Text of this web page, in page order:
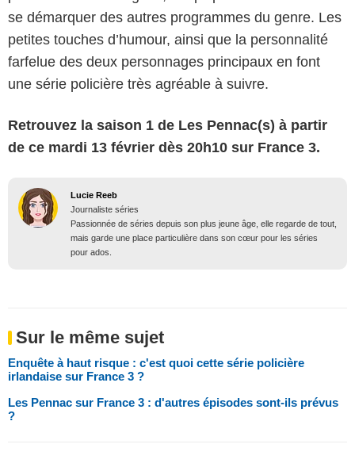
se démarquer des autres programmes du genre. Les
petites touches d’humour, ainsi que la personnalité
farfelue des deux personnages principaux en font
une série policière très agréable à suivre.
Retrouvez la saison 1 de Les Pennac(s) à partir
de ce mardi 13 février dès 20h10 sur France 3.
Lucie Reeb
Journaliste séries
Passionnée de séries depuis son plus jeune âge, elle regarde de tout,
mais garde une place particulière dans son cœur pour les séries
pour ados.
Sur le même sujet
Enquête à haut risque : c'est quoi cette série policière
irlandaise sur France 3 ?
Les Pennac sur France 3 : d'autres épisodes sont-ils prévus
?